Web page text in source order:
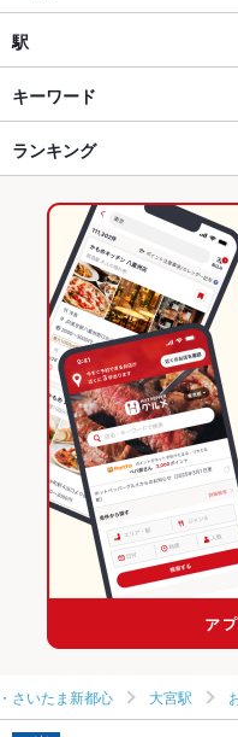
和風
大宮・さいたま新都心 × 居酒屋
大宮・さいたま新都心 × 和風
大宮駅 × 居酒屋
大宮駅 × 和風
焼き鳥・鶏料理
大宮・さいたま新都心 × 和食
大宮・さいたま新都心 × 焼
大宮駅 × 和食
大宮駅 × 焼き鳥・鶏料理
大宮駅
大宮駅 × 居酒屋
大宮駅 × 和風
大宮駅 × 和食
大宮駅 × 焼き鳥・鶏料理
埼玉 × 居酒屋
埼玉 × 和風
埼玉 × 和食
埼玉 × 焼き鳥・鶏料理
駅
大宮駅
さいたま新都心駅
東大宮駅
キーワード
手羽先 からあげ
たこ焼き
ランキング
埼玉のグルメランキング
埼玉の居酒屋ランキング
大宮・さいたま新都心のグ
大宮・さいたま新都心の居
大宮駅のグルメランキング
大宮駅の居酒屋ランキング
さいたま新都心 大宮駅